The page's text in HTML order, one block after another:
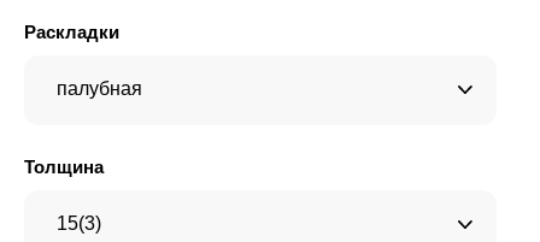
Раскладки
палубная
Толщина
15(3)